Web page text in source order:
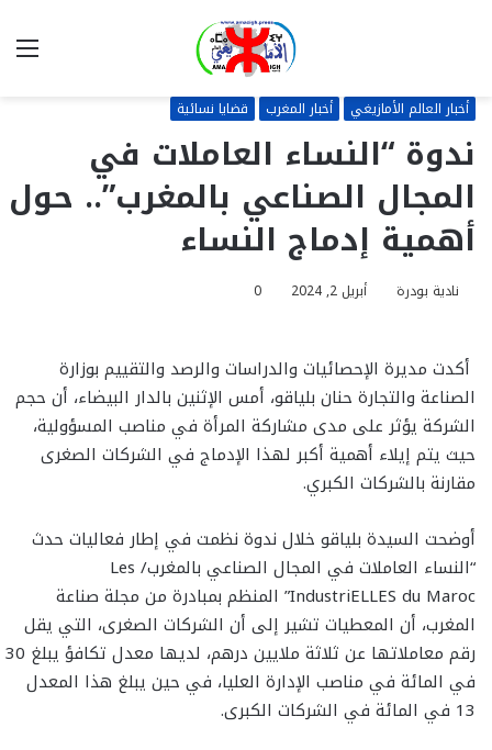
أخبار العالم الأمازيغي أخبار المغرب قضايا نسائية
ندوة “النساء العاملات في
المجال الصناعي بالمغرب”.. حول
أهمية إدماج النساء
نادية بودرة أبريل 2, 2024 0
أكدت مديرة الإحصائيات والدراسات والرصد والتقييم بوزارة
الصناعة والتجارة حنان بلياقو، أمس الإثنين بالدار البيضاء، أن حجم
الشركة يؤثر على مدى مشاركة المرأة في مناصب المسؤولية،
حيث يتم إيلاء أهمية أكبر لهذا الإدماج في الشركات الصغرى
مقارنة بالشركات الكبري.
أوضحت السيدة بلياقو خلال ندوة نظمت في إطار فعاليات حدث
“النساء العاملات في المجال الصناعي بالمغرب/ Les
IndustriELLES du Maroc” المنظم بمبادرة من مجلة صناعة
المغرب، أن المعطيات تشير إلى أن الشركات الصغرى، التي يقل
رقم معاملاتها عن ثلاثة ملايين درهم، لديها معدل تكافؤ يبلغ 30
في المائة في مناصب الإدارة العليا، في حين يبلغ هذا المعدل
13 في المائة في الشركات الكبرى.